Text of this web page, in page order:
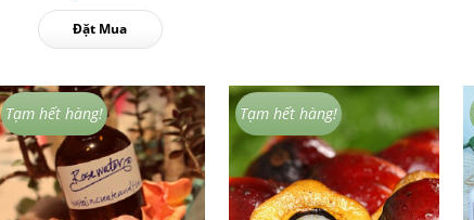
Đặt Mua
Tạm hết hàng! Tạm hết hàng!